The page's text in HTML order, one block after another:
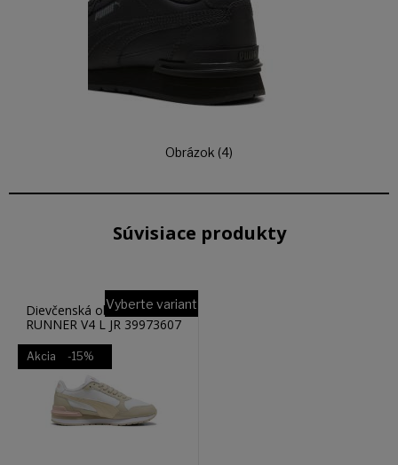
Obrázok (4)
Súvisiace produkty
Dievčenská obuv PUMA ST
RUNNER V4 L JR 39973607
Akcia -15%
Vyberte variant